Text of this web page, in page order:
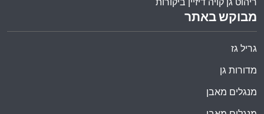
מבוקש באתר
גריל גז
מדורות גן
מנגלים מאבן
ריהוט גן קויה דיזיין ביקורות